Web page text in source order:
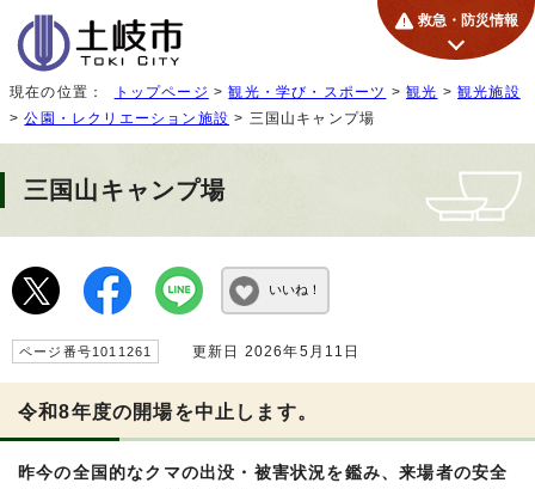
救急・防災情報
現在の位置： トップページ >観光・学び・スポーツ >観光 >観光施設
>公園・レクリエーション施設 > 三国山キャンプ場
三国山キャンプ場
いいね！
ページ番号1011261 更新日 2026年5月11日
令和8年度の開場を中止します。
昨今の全国的なクマの出没・被害状況を鑑み、来場者の安全